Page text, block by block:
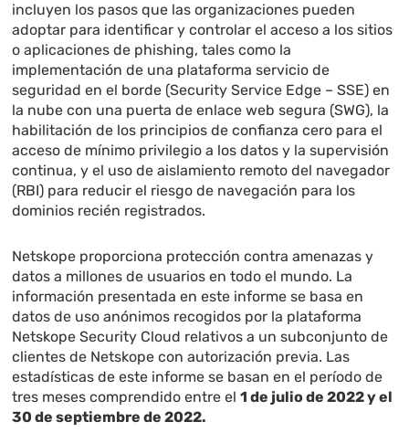
incluyen los pasos que las organizaciones pueden
adoptar para identificar y controlar el acceso a los sitios
o aplicaciones de phishing, tales como la
implementación de una plataforma servicio de
seguridad en el borde (Security Service Edge – SSE) en
la nube con una puerta de enlace web segura (SWG), la
habilitación de los principios de confianza cero para el
acceso de mínimo privilegio a los datos y la supervisión
continua, y el uso de aislamiento remoto del navegador
(RBI) para reducir el riesgo de navegación para los
dominios recién registrados.
Netskope proporciona protección contra amenazas y
datos a millones de usuarios en todo el mundo. La
información presentada en este informe se basa en
datos de uso anónimos recogidos por la plataforma
Netskope Security Cloud relativos a un subconjunto de
clientes de Netskope con autorización previa. Las
estadísticas de este informe se basan en el período de
tres meses comprendido entre el1 de julio de 2022 y el
30 de septiembre de 2022.